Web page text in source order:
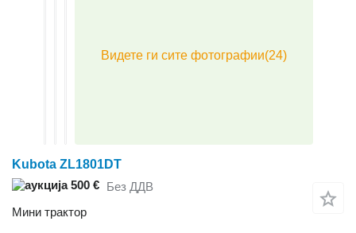
Kubota ZL1801DT
500 € Без ДДВ
Мини трактор